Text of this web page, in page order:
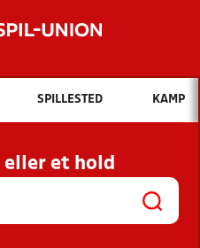
Hvad vil du søge efter?
OG NYHEDER
KLUBBER OG
SPILLESTED KAMP
eller et hold